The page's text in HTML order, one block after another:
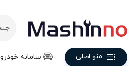
منو اصلی سامانه خودرو